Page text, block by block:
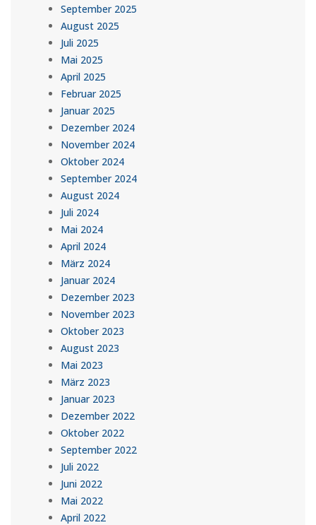
September 2025
August 2025
Juli 2025
Mai 2025
April 2025
Februar 2025
Januar 2025
Dezember 2024
November 2024
Oktober 2024
September 2024
August 2024
Juli 2024
Mai 2024
April 2024
März 2024
Januar 2024
Dezember 2023
November 2023
Oktober 2023
August 2023
Mai 2023
März 2023
Januar 2023
Dezember 2022
Oktober 2022
September 2022
Juli 2022
Juni 2022
Mai 2022
April 2022